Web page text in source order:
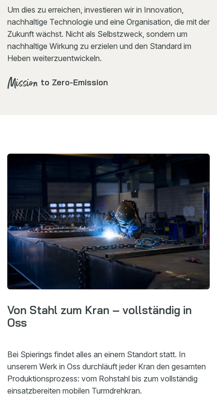
Um dies zu erreichen, investieren wir in Innovation,
nachhaltige Technologie und eine Organisation, die mit der
Zukunft wächst. Nicht als Selbstzweck, sondern um
nachhaltige Wirkung zu erzielen und den Standard im
Heben weiterzuentwickeln.
Mission to Zero-Emission
Von Stahl zum Kran – vollständig in
Oss
Bei Spierings findet alles an einem Standort statt. In
unserem Werk in Oss durchläuft jeder Kran den gesamten
Produktionsprozess: vom Rohstahl bis zum vollständig
einsatzbereiten mobilen Turmdrehkran.